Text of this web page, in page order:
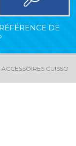
DE
CUISSON